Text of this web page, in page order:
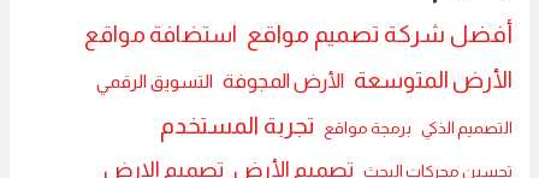
أفضل شركة تصميم مواقع استضافة مواقع
الأرض المتوسعة الأرض المجوفة التسويق الرقمي
التصميم الذكي برمجة مواقع تجربة المستخدم
تحسين محركات البحث تصميم الأرض تصميم الارض